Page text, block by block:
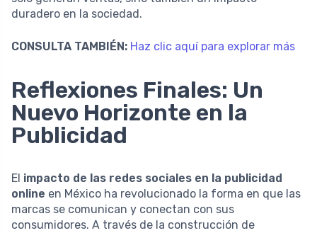
duradero en la sociedad.
CONSULTA TAMBIÉN: Haz clic aquí para explorar más
Reflexiones Finales: Un
Nuevo Horizonte en la
Publicidad
El impacto de las redes sociales en la publicidad
online en México ha revolucionado la forma en que las
marcas se comunican y conectan con sus
consumidores. A través de la construcción de